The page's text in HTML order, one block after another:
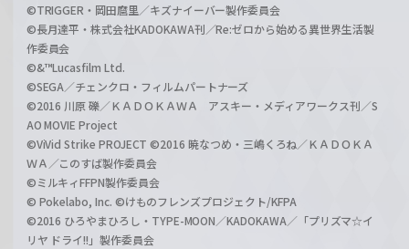
©TRIGGER・岡田麿里／キズナイーバー製作委員会
©長月達平・株式会社KADOKAWA刊／Re:ゼロから始める異世界生活製
作委員会
©&™Lucasfilm Ltd.
©SEGA／チェンクロ・フィルムパートナーズ
©2016 川原 礫／ＫＡＤＯＫＡＷＡ アスキー・メディアワークス刊／S
AO MOVIE Project
©ViVid Strike PROJECT ©2016 暁なつめ・三嶋くろね／ＫＡＤＯＫＡ
ＷＡ／このすば製作委員会
©ミルキィFFPN製作委員会
© Pokelabo, Inc. ©けものフレンズプロジェクト/KFPA
©2016 ひろやまひろし・TYPE-MOON／KADOKAWA／「プリズマ☆イ
リヤ ドライ!!」製作委員会